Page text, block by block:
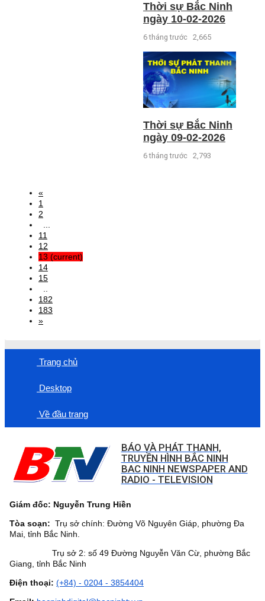
Thời sự Bắc Ninh
ngày 10-02-2026
6 tháng trước 2,665
Thời sự Bắc Ninh
ngày 09-02-2026
6 tháng trước 2,793
«
1
2
11
12
13 (current)
14
15
182
183
»
Trang chủ
Desktop
Về đầu trang
BÁO VÀ PHÁT THANH,
TRUYỀN HÌNH BẮC NINH
BAC NINH NEWSPAPER AND
RADIO - TELEVISION
Giám đốc: Nguyễn Trung Hiền
Tòa soạn: Trụ sở chính: Đường Võ Nguyên Giáp, phường Đa
Mai, tỉnh Bắc Ninh.
Trụ sở 2: số 49 Đường Nguyễn Văn Cừ, phường Bắc
Giang, tỉnh Bắc Ninh
Điện thoại: (+84) - 0204 - 3854404